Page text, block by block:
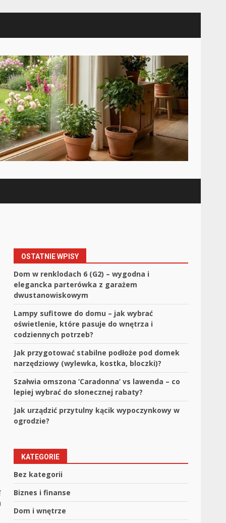
OSTATNIE WPISY
Dom w renklodach 6 (G2) – wygodna i
elegancka parterówka z garażem
dwustanowiskowym
Lampy sufitowe do domu – jak wybrać
oświetlenie, które pasuje do wnętrza i
codziennych potrzeb?
Jak przygotować stabilne podłoże pod domek
narzędziowy (wylewka, kostka, bloczki)?
Szałwia omszona ‘Caradonna’ vs lawenda – co
lepiej wybrać do słonecznej rabaty?
Jak urządzić przytulny kącik wypoczynkowy w
ogrodzie?
KATEGORIE
Bez kategorii
Biznes i finanse
Dom i wnętrze